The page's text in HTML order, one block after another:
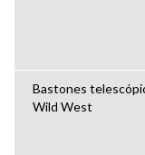
Bastones
Wild West